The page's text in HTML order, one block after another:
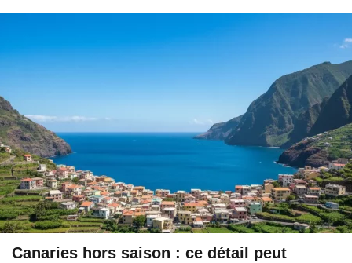
Canaries hors saison : ce détail peut